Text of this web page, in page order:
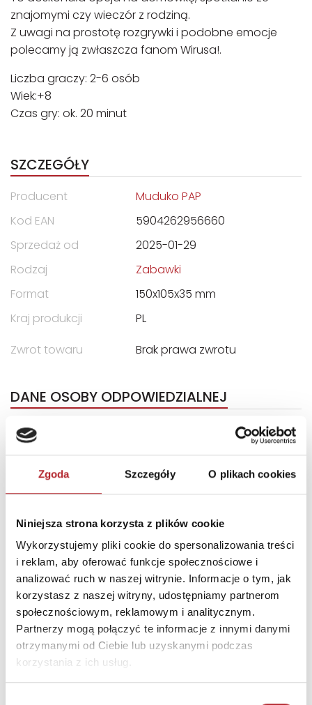
Zgoda Szczegóły O plikach cookies
Niniejsza strona korzysta z plików cookie
Wykorzystujemy pliki cookie do spersonalizowania treści
i reklam, aby oferować funkcje społecznościowe i
analizować ruch w naszej witrynie. Informacje o tym, jak
korzystasz z naszej witryny, udostępniamy partnerom
społecznościowym, reklamowym i analitycznym.
Partnerzy mogą połączyć te informacje z innymi danymi
otrzymanymi od Ciebie lub uzyskanymi podczas
korzystania z ich usług.
znajomymi czy wieczór z rodziną.
Z uwagi na prostotę rozgrywki i podobne emocje
polecamy ją zwłaszcza fanom Wirusa!.
Liczba graczy: 2-6 osób
Wiek:+8
Czas gry: ok. 20 minut
SZCZEGÓŁY
Producent
Muduko PAP
Kod EAN
5904262956660
Sprzedaż od
2025-01-29
Rodzaj
Zabawki
Format
150x105x35 mm
Kraj produkcji
PL
Zwrot towaru
Brak prawa zwrotu
DANE OSOBY ODPOWIEDZIALNEJ
Nazwa
Fabryka Kart Trefl-Kraków
Podłęże 650
Kod pocztowy
32-003
Miasto
Podłęże
E-mail
firma@trefl.krakow.pl
INNI KLIENCI KUPOWALI